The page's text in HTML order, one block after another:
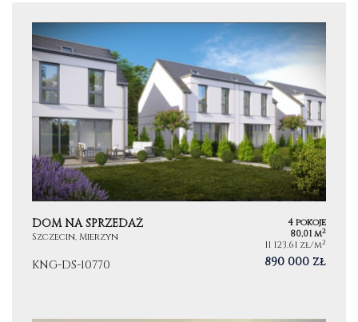
DOM NA SPRZEDAŻ
Szczecin, Mierzyn
4 pokoje
80,01 m2
11 123,61 zł/m2
KNG-DS-10770 890 000 zł